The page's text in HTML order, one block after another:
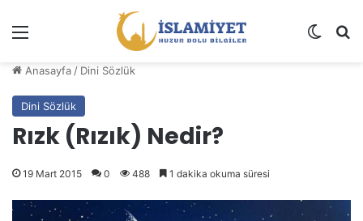
Dış
Anasayfa / Dini Sözlük
Dini Sözlük
Rızk (Rızık) Nedir?
19 Mart 2015 0 488 1 dakika okuma süresi